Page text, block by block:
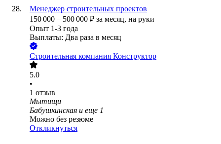
Менеджер строительных проектов
150 000 – 500 000 ₽ за месяц, на руки
Опыт 1-3 года
Выплаты: Два раза в месяц
Строительная компания Конструктор
5.0
•
1 отзыв
Мытищи
Бабушкинская и еще 1
Можно без резюме
Откликнуться